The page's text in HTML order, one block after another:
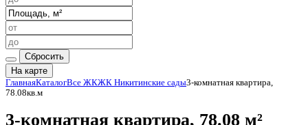
Сбросить
На карте